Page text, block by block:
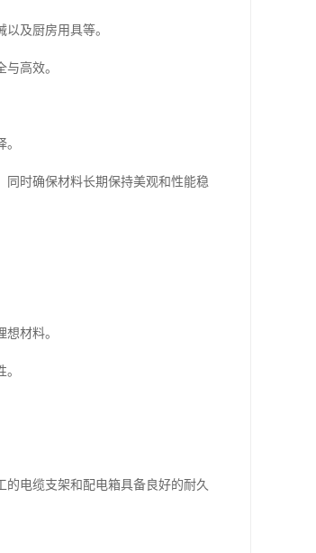
及厨房用具等。
高效。
时确保材料长期保持美观和性能稳
材料。
电缆支架和配电箱具备良好的耐久